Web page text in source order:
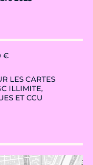
€
LES CARTES
ILLIMITE,
ET CCU